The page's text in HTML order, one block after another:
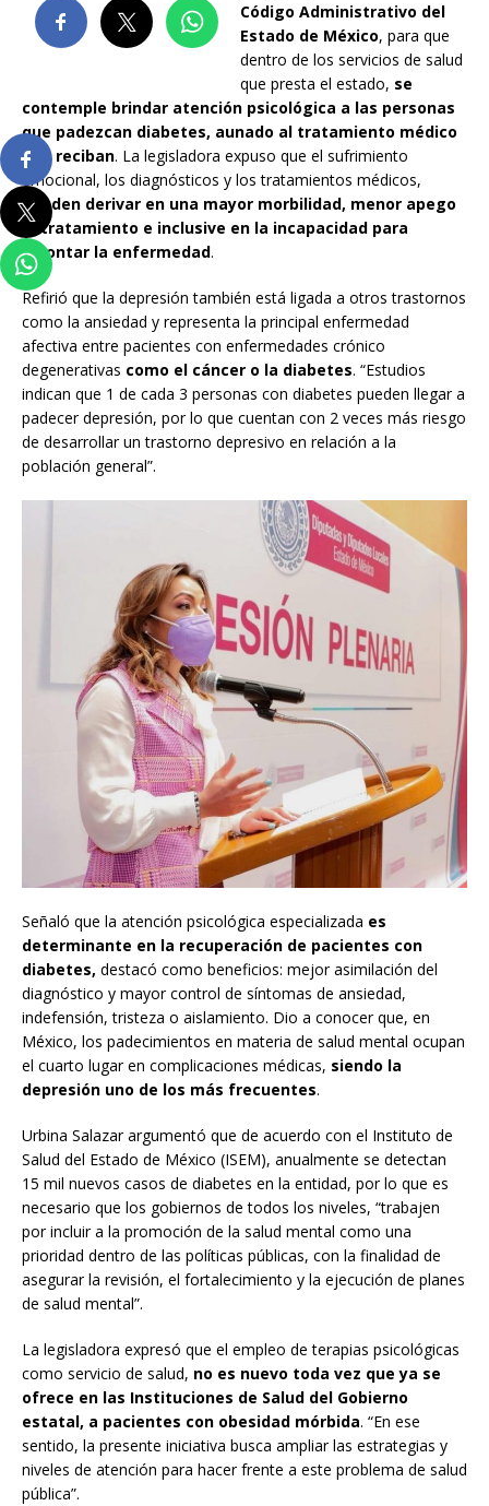
Código Administrativo del
Estado de México, para que
dentro de los servicios de salud
que presta el estado, se
contemple brindar atención psicológica a las personas
que padezcan diabetes, aunado al tratamiento médico
que reciban. La legisladora expuso que el sufrimiento
emocional, los diagnósticos y los tratamientos médicos,
pueden derivar en una mayor morbilidad, menor apego
al tratamiento e inclusive en la incapacidad para
afrontar la enfermedad.
Refirió que la depresión también está ligada a otros trastornos
como la ansiedad y representa la principal enfermedad
afectiva entre pacientes con enfermedades crónico
degenerativas como el cáncer o la diabetes. “Estudios
indican que 1 de cada 3 personas con diabetes pueden llegar a
padecer depresión, por lo que cuentan con 2 veces más riesgo
de desarrollar un trastorno depresivo en relación a la
población general”.
Señaló que la atención psicológica especializada es
determinante en la recuperación de pacientes con
diabetes, destacó como beneficios: mejor asimilación del
diagnóstico y mayor control de síntomas de ansiedad,
indefensión, tristeza o aislamiento. Dio a conocer que, en
México, los padecimientos en materia de salud mental ocupan
el cuarto lugar en complicaciones médicas, siendo la
depresión uno de los más frecuentes.
Urbina Salazar argumentó que de acuerdo con el Instituto de
Salud del Estado de México (ISEM), anualmente se detectan
15 mil nuevos casos de diabetes en la entidad, por lo que es
necesario que los gobiernos de todos los niveles, “trabajen
por incluir a la promoción de la salud mental como una
prioridad dentro de las políticas públicas, con la finalidad de
asegurar la revisión, el fortalecimiento y la ejecución de planes
de salud mental”.
La legisladora expresó que el empleo de terapias psicológicas
como servicio de salud, no es nuevo toda vez que ya se
ofrece en las Instituciones de Salud del Gobierno
estatal, a pacientes con obesidad mórbida. “En ese
sentido, la presente iniciativa busca ampliar las estrategias y
niveles de atención para hacer frente a este problema de salud
pública”.